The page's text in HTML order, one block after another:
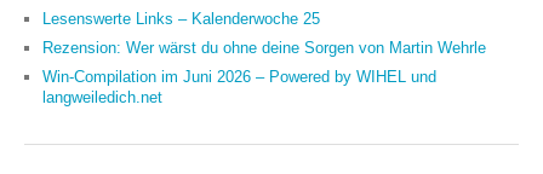
Lesenswerte Links – Kalenderwoche 25
Rezension: Wer wärst du ohne deine Sorgen von Martin Wehrle
Win-Compilation im Juni 2026 – Powered by WIHEL und
langweiledich.net